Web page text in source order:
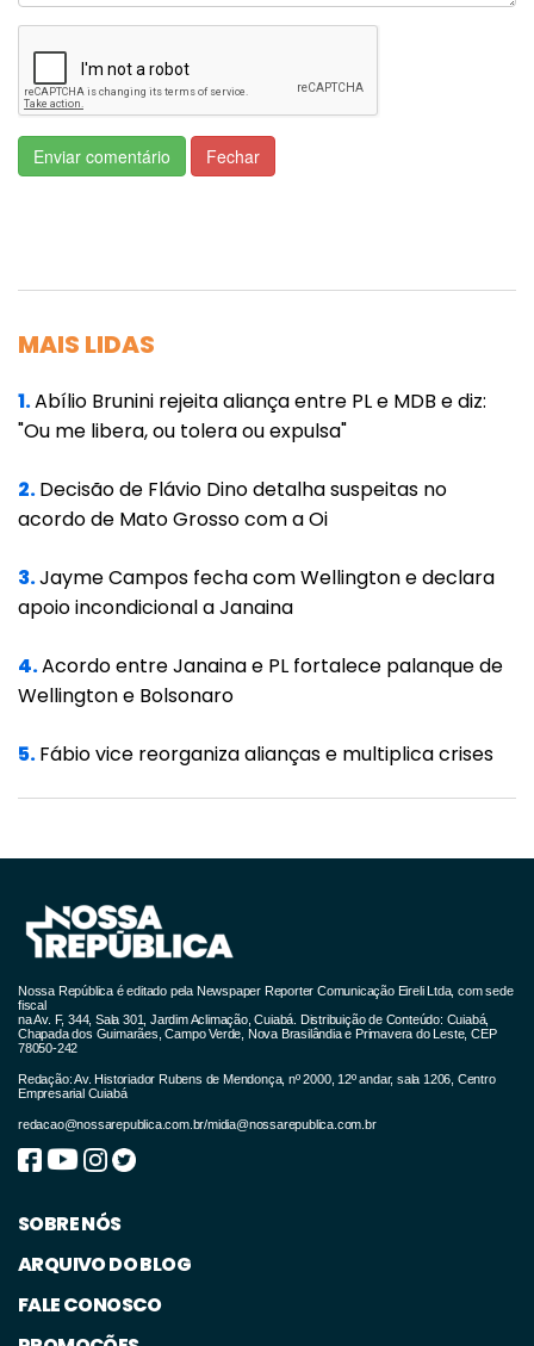
Enviar comentário Fechar
MAIS LIDAS
1.Abílio Brunini rejeita aliança entre PL e MDB e diz:
"Ou me libera, ou tolera ou expulsa"
2.Decisão de Flávio Dino detalha suspeitas no
acordo de Mato Grosso com a Oi
3.Jayme Campos fecha com Wellington e declara
apoio incondicional a Janaina
4.Acordo entre Janaina e PL fortalece palanque de
Wellington e Bolsonaro
5.Fábio vice reorganiza alianças e multiplica crises
Nossa República é editado pela Newspaper Reporter Comunicação Eireli Ltda, com sede
fiscal
na Av. F, 344, Sala 301, Jardim Aclimação, Cuiabá. Distribuição de Conteúdo: Cuiabá,
Chapada dos Guimarães, Campo Verde, Nova Brasilândia e Primavera do Leste, CEP
78050-242
Redação: Av. Historiador Rubens de Mendonça, nº 2000, 12º andar, sala 1206, Centro
Empresarial Cuiabá
redacao@nossarepublica.com.br/midia@nossarepublica.com.br
SOBRE NÓS
ARQUIVO DO BLOG
FALE CONOSCO